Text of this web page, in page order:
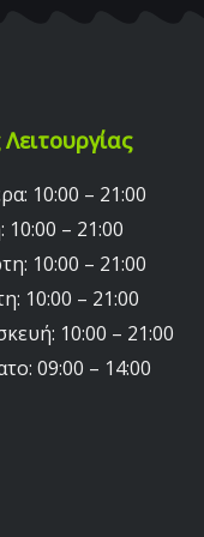
10:00 – 21:00
10:00 – 21:00
10:00 – 21:00
10:00 – 21:00
10:00 – 21:00
09:00 – 14:00